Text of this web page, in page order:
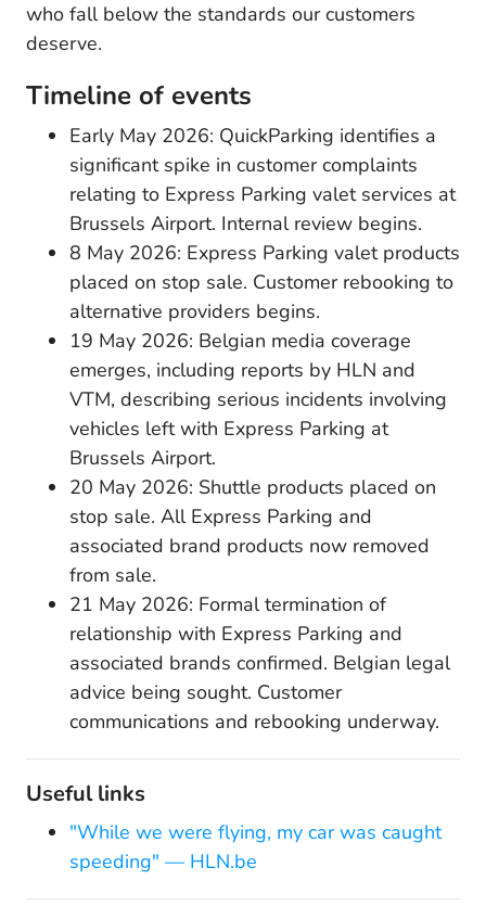
who fall below the standards our customers
deserve.
Timeline of events
Early May 2026: QuickParking identifies a
significant spike in customer complaints
relating to Express Parking valet services at
Brussels Airport. Internal review begins.
8 May 2026: Express Parking valet products
placed on stop sale. Customer rebooking to
alternative providers begins.
19 May 2026: Belgian media coverage
emerges, including reports by HLN and
VTM, describing serious incidents involving
vehicles left with Express Parking at
Brussels Airport.
20 May 2026: Shuttle products placed on
stop sale. All Express Parking and
associated brand products now removed
from sale.
21 May 2026: Formal termination of
relationship with Express Parking and
associated brands confirmed. Belgian legal
advice being sought. Customer
communications and rebooking underway.
Useful links
"While we were flying, my car was caught
speeding" — HLN.be